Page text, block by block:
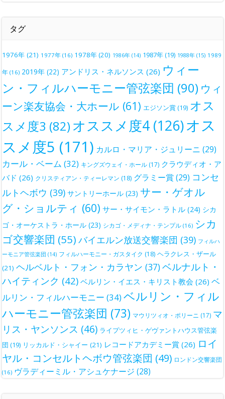
タグ
1976年 (21) 1977年 (16) 1978年(20) 1986年 (14) 1987年(19) 1988年 (15) 1989
年 (16) 2019年 (22) アンドリス・ネルソンス (26) ウィー
ン・フィルハーモニー管弦楽団 (90) ウィ
ーン楽友協会・大ホール (61) エジソン賞(19) オス
スメ度3 (82) オススメ度4 (126)オス
スメ度5 (171) カルロ・マリア・ジュリーニ (29)
カール・ベーム (32) キングズウェイ・ホール (17) クラウディオ・ア
バド (26) クリスティアン・ティーレマン (18) グラミー賞 (29) コンセ
ルトヘボウ (39) サントリーホール (23) サー・ゲオル
グ・ショルティ (60) サー・サイモン・ラトル (24) シカ
ゴ・オーケストラ・ホール (23) シカゴ・メディナ・テンプル (16) シカ
ゴ交響楽団 (55) バイエルン放送交響楽団 (39) フィルハ
ーモニア管弦楽団 (14) フィルハーモニー・ガスタイク (18) ヘラクレス・ザール
(21) ヘルベルト・フォン・カラヤン (37)ベルナルト・
ハイティンク (42) ベルリン・イエス・キリスト教会 (26) ベ
ルリン・フィルハーモニー (34)ベルリン・フィル
ハーモニー管弦楽団 (73) マウリツィオ・ポリーニ (17) マ
リス・ヤンソンス (46) ライプツィヒ・ゲヴァントハウス管弦楽
団 (19) リッカルド・シャイー (21) レコードアカデミー賞 (26) ロイ
ヤル・コンセルトヘボウ管弦楽団 (49) ロンドン交響楽団
(16) ヴラディーミル・アシュケナージ (28)